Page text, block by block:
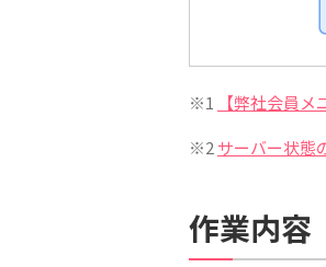
※1
【弊社会員
※2 サーバー状態
作業内容